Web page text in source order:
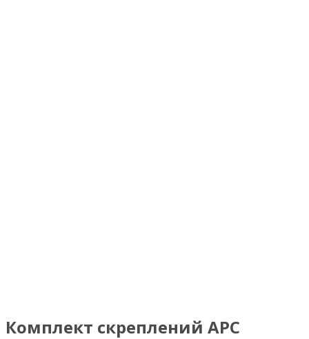
Комплект скреплений АРС